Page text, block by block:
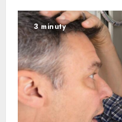
3 minuty